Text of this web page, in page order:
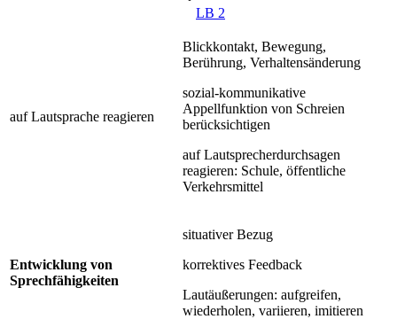
LB 2
auf Lautsprache reagieren
Blickkontakt, Bewegung,
Berührung, Verhaltensänderung
sozial-kommunikative
Appellfunktion von Schreien
berücksichtigen
auf Lautsprecherdurchsagen
reagieren: Schule, öffentliche
Verkehrsmittel
Entwicklung von
Sprechfähigkeiten
situativer Bezug
korrektives Feedback
Lautäußerungen: aufgreifen,
wiederholen, variieren, imitieren